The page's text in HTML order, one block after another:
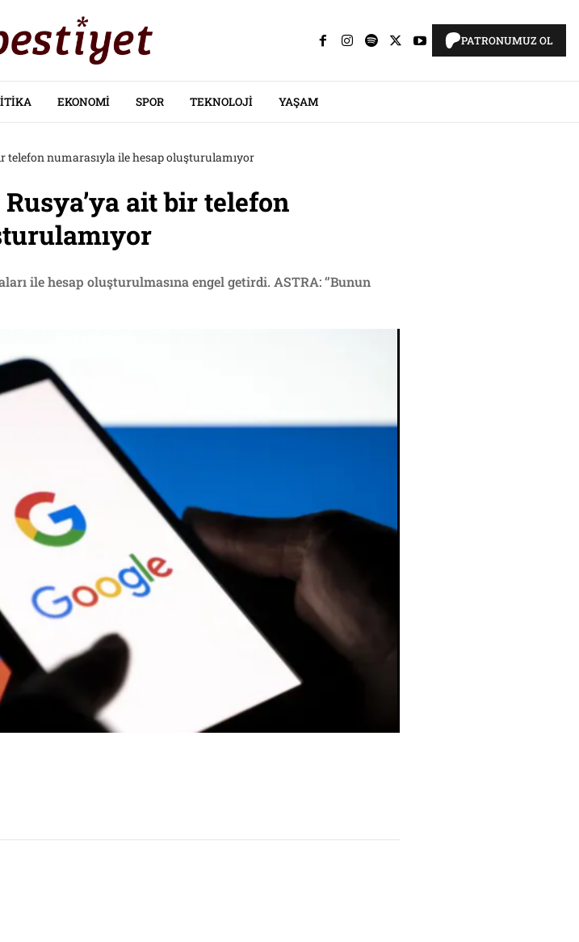
PATRONUMUZ OL
EKONOMI SPOR TEKNOLOJI YAŞAM
telefon numarasıyla ile hesap oluşturulamıyor
Rusya’ya ait bir telefon
ile hesap oluşturulmasına engel getirdi. ASTRA: ‘’Bunun